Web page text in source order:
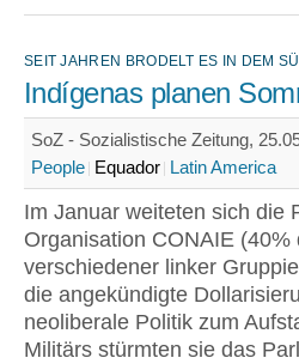
SEIT JAHREN BRODELT ES IN DEM
Indígenas planen
SoZ - Sozialistische Zeitung,
People Equador Latin America
Im Januar weiteten sich die
Organisation CONAIE
verschiedener linker
die angekündigte
neoliberale Politik zum
Militärs stürmten sie das